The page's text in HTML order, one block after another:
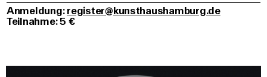
Anmeldung:register@kunsthaushamburg.de
Teilnahme: 5 €